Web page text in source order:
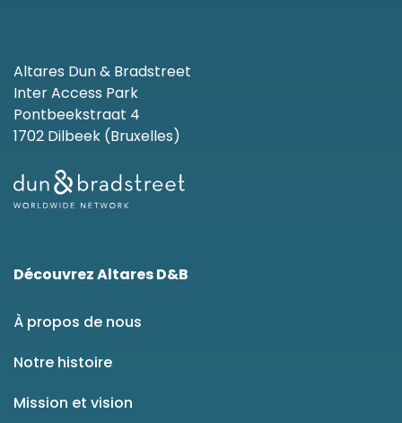
Altares Dun & Bradstreet
Inter Access Park
Pontbeekstraat 4
1702 Dilbeek (Bruxelles)
Découvrez Altares D&B
À propos de nous
Notre histoire
Mission et vision